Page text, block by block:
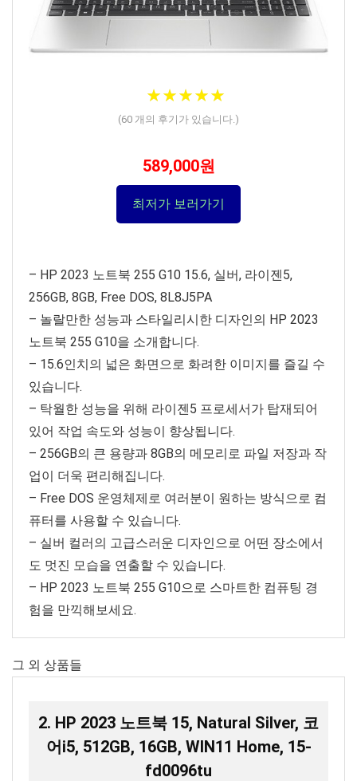
★★★★★
★★★★★
(60 개의 후기가 있습니다.)
589,000원
최저가 보러가기
– HP 2023 노트북 255 G10 15.6, 실버, 라이젠5,
256GB, 8GB, Free DOS, 8L8J5PA
– 놀랄만한 성능과 스타일리시한 디자인의 HP 2023
노트북 255 G10을 소개합니다.
– 15.6인치의 넓은 화면으로 화려한 이미지를 즐길 수
있습니다.
– 탁월한 성능을 위해 라이젠5 프로세서가 탑재되어
있어 작업 속도와 성능이 향상됩니다.
– 256GB의 큰 용량과 8GB의 메모리로 파일 저장과 작
업이 더욱 편리해집니다.
– Free DOS 운영체제로 여러분이 원하는 방식으로 컴
퓨터를 사용할 수 있습니다.
– 실버 컬러의 고급스러운 디자인으로 어떤 장소에서
도 멋진 모습을 연출할 수 있습니다.
– HP 2023 노트북 255 G10으로 스마트한 컴퓨팅 경
험을 만끽해보세요.
그 외 상품들
2. HP 2023 노트북 15, Natural Silver, 코
어i5, 512GB, 16GB, WIN11 Home, 15-
fd0096tu